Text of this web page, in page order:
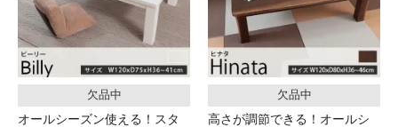
欠品中
オールシーズン使える！スタ
欠品中
高さが調節できる！オールシ